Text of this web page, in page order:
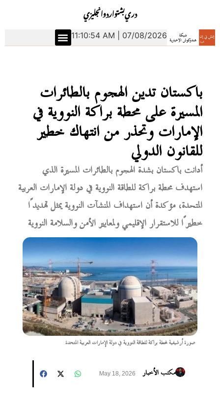
انجليزياردوبشتودري
11:10:55 AM | 07/08/2026
باكستان تدين الهجوم بالطائرات
المسيرة على محطة براكة النووية في
الإمارات وتحذر من انتهاك خطير
للقانون الدولي
أدانت باكستان بشدة الهجوم بالطائرات المسيرة الذي
استهدف محطة براكة للطاقة النووية في دولة الإمارات العربية
المتحدة، مؤكدة أن استهداف المنشآت النووية يمثل تهديدًا
خطيرًا للاستقرار الإقليمي ولمعايير الأمن والسلامة النووية
صورة أرشيفية لمحطة براكة للطاقة النووية في دولة الإمارات العربية المتحدة
مكتب الأخبار May 18, 2026